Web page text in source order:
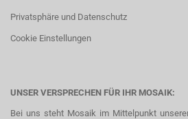
Privatsphäre und Datenschutz
Cookie Einstellungen
UNSER VERSPRECHEN FÜR IHR MOSAIK:
Bei uns steht Mosaik im Mittelpunkt